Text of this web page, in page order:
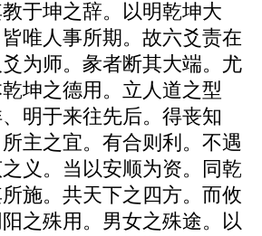
于坤之辞。以明乾坤大
唯人事所期。故六爻责在
为师。彖者断其大端。尤
坤之德用。立人道之型
明于来往先后。得丧知
主之宜。有合则利。不遇
义。当以安顺为资。同乾
施。共天下之四方。而攸
之殊用。男女之殊途。以